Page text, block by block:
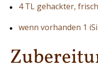
4 TL gehackter,
wenn vorhanden 1